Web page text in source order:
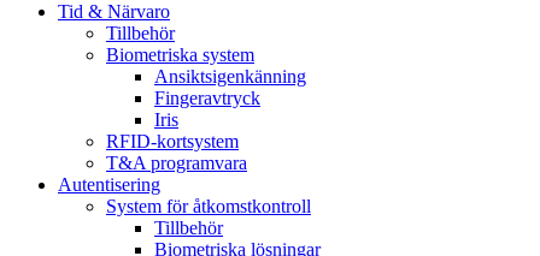
Tid & Närvaro
Tillbehör
Biometriska system
Ansiktsigenkänning
Fingeravtryck
Iris
RFID-kortsystem
T&A programvara
Autentisering
System för åtkomstkontroll
Tillbehör
Biometriska lösningar